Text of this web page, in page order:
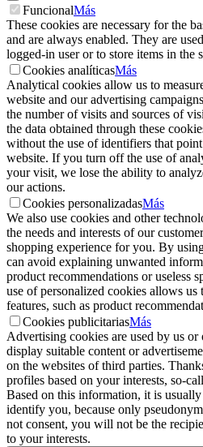
FuncionalMás
These cookies are necessary for the
and are always enabled. They are
logged-in user or to store items in the
Cookies analíticasMás
Analytical cookies allow us to
website and our advertising
the number of visits and sources of
the data obtained through these
without the use of identifiers that
website. If you turn off the use of
your visit, we lose the ability to
our actions.
Cookies personalizadasMás
We also use cookies and other
the needs and interests of our
shopping experience for you. By
can avoid explaining unwanted
product recommendations or useless
use of personalized cookies allows
features, such as product
Cookies publicitariasMás
Advertising cookies are used by us or
display suitable content or
on the websites of third parties.
profiles based on your interests, so-
Based on this information, it is
identify you, because only
not consent, you will not be the
to your interests.